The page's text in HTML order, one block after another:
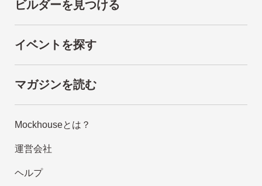
ビルダーを見つける
イベントを探す
マガジンを読む
Mockhouseとは？
運営会社
ヘルプ